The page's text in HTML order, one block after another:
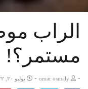
الراب
مستمر؟!
-
- يوليو ٢٠, ٢٠٢٢, ١:٢٤ م